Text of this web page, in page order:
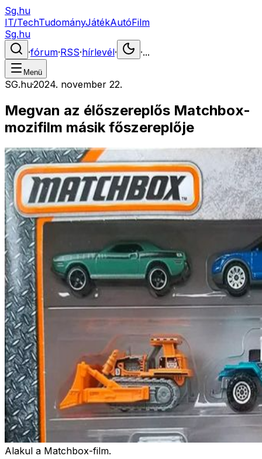
Sg.hu
IT/TechTudományJátékAutóFilm
Sg.hu
·fórum·RSS·hírlevél· ·...
Menü
SG.hu·2024. november 22.
Megvan az élőszereplős Matchbox-
mozifilm másik főszereplője
Alakul a Matchbox-film.